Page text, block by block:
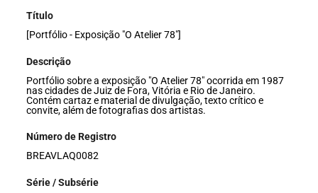
Título
[Portfólio - Exposição "O Atelier 78"]
Descrição
Portfólio sobre a exposição "O Atelier 78" ocorrida em 1987
nas cidades de Juiz de Fora, Vitória e Rio de Janeiro.
Contém cartaz e material de divulgação, texto crítico e
convite, além de fotografias dos artistas.
Número de Registro
BREAVLAQ0082
Série / Subsérie